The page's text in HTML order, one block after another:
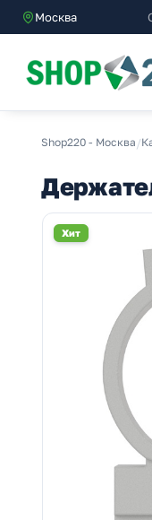
Москва
Shop220 - Москва /
Хит